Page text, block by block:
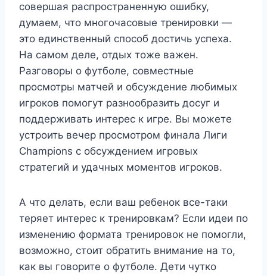
совершая распространенную ошибку,
думаем, что многочасовые тренировки —
это единственный способ достичь успеха.
На самом деле, отдых тоже важен.
Разговоры о футболе, совместные
просмотры матчей и обсуждение любимых
игроков помогут разнообразить досуг и
поддерживать интерес к игре. Вы можете
устроить вечер просмотром финала Лиги
Champions с обсуждением игровых
стратегий и удачных моментов игроков.
А что делать, если ваш ребенок все-таки
теряет интерес к тренировкам? Если идеи по
изменению формата тренировок не помогли,
возможно, стоит обратить внимание на то,
как вы говорите о футболе. Дети чутко